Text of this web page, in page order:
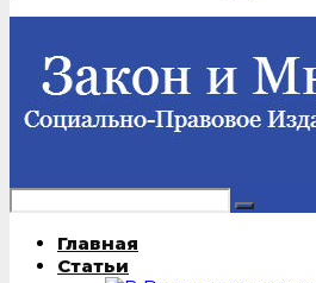
Главная
Статьи